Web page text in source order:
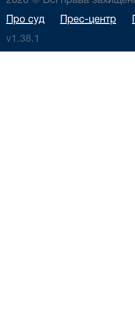
Про суд Прес-центр
v1.38.1